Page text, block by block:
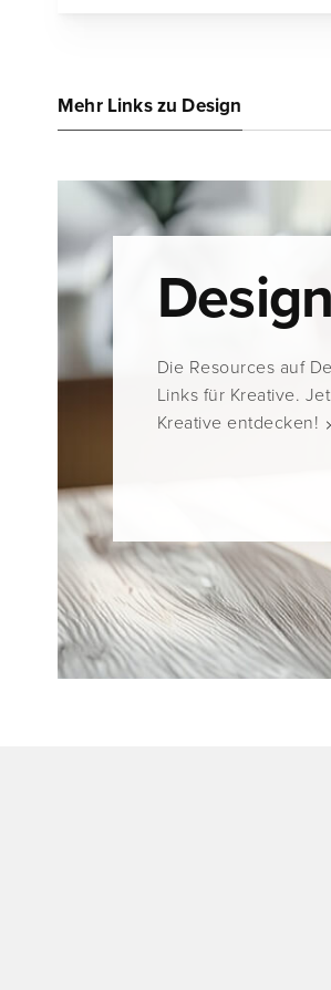
Mehr Links zu Design
Die Resources auf
Links für Kreative.
Kreative entdecken!